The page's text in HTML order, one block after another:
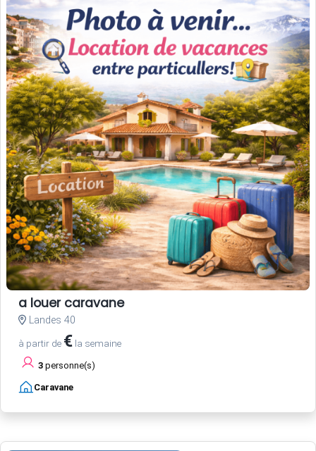
a louer caravane
Landes 40
à partir de € la semaine
3 personne(s)
Caravane